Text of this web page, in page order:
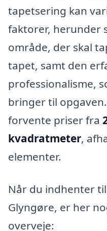
tapetsering kan
faktorer, herunder
område, der skal
tapet, samt den
professionalisme,
bringer til
forvente priser fra
kvadratmeter,
elementer.
Når du indhenter
Glyngøre, er her
overveje: